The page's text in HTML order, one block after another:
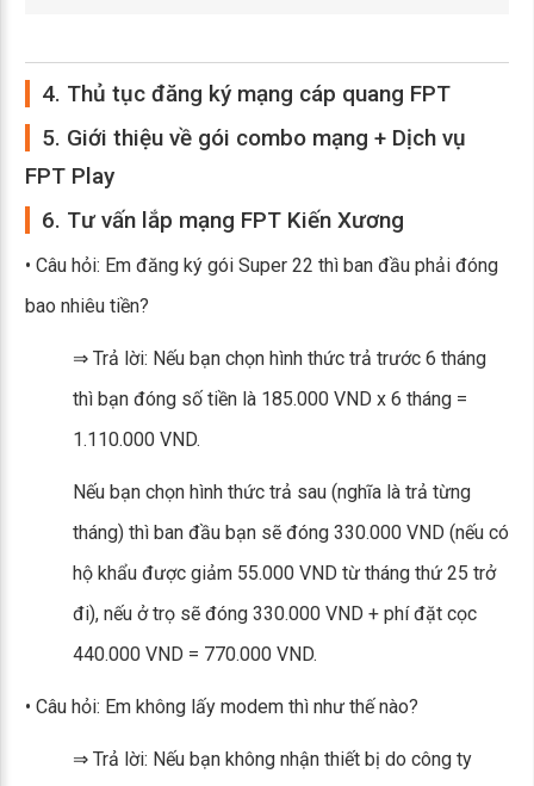
4. Thủ tục đăng ký mạng cáp quang FPT
5. Giới thiệu về gói combo mạng + Dịch vụ
FPT Play
6. Tư vấn lắp mạng FPT Kiến Xương
• Câu hỏi: Em đăng ký gói Super 22 thì ban đầu phải đóng
bao nhiêu tiền?
⇒ Trả lời: Nếu bạn chọn hình thức trả trước 6 tháng
thì bạn đóng số tiền là 185.000 VND x 6 tháng =
1.110.000 VND.
Nếu bạn chọn hình thức trả sau (nghĩa là trả từng
tháng) thì ban đầu bạn sẽ đóng 330.000 VND (nếu có
hộ khẩu được giảm 55.000 VND từ tháng thứ 25 trở
đi), nếu ở trọ sẽ đóng 330.000 VND + phí đặt cọc
440.000 VND = 770.000 VND.
• Câu hỏi: Em không lấy modem thì như thế nào?
⇒ Trả lời: Nếu bạn không nhận thiết bị do công ty